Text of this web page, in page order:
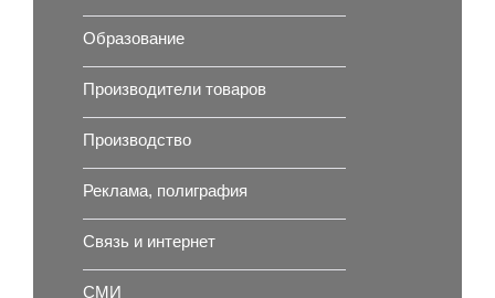
Образование
Производители товаров
Производство
Реклама, полиграфия
Связь и интернет
СМИ